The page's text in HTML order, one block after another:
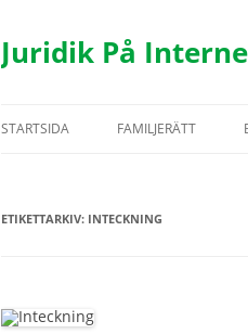
innehåll
Juridik På
STARTSIDA FAMILJERÄTT
ÄKTENSKAP
ETIKETTARKIV: INTECKNING